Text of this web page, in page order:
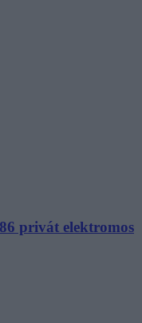
privát elektromos